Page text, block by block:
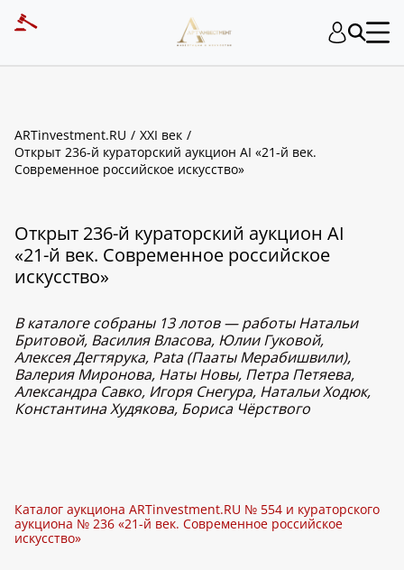
ARTinvestment.RU
XXI век
Открыт 236-й кураторский аукцион AI «21-й век.
Современное российское искусство»
Открыт 236-й кураторский аукцион AI
«21-й век. Современное российское
искусство»
В каталоге собраны 13 лотов — работы Натальи
Бритовой, Василия Власова, Юлии Гуковой,
Алексея Дегтярука, Pata (Пааты Мерабишвили),
Валерия Миронова, Наты Новы, Петра Петяева,
Александра Савко, Игоря Снегура, Натальи Ходюк,
Константина Худякова, Бориса Чёрствого
Каталог аукциона ARTinvestment.RU № 554 и кураторского
аукциона № 236 «21-й век. Современное российское
искусство»